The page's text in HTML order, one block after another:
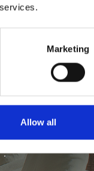
Marketing
Allow all